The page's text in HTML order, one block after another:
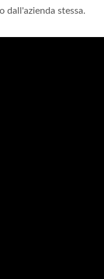
dall'azienda stessa.